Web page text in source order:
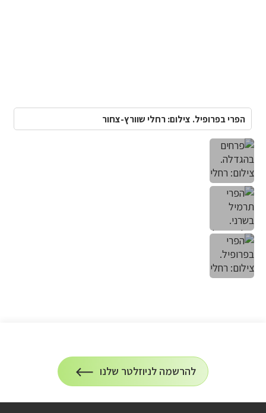
הפרי בפרופיל. צילום: רחלי שוורץ-צחור
הרשמה
להרשמה לניוזלטר שלנו
על
הרשמה